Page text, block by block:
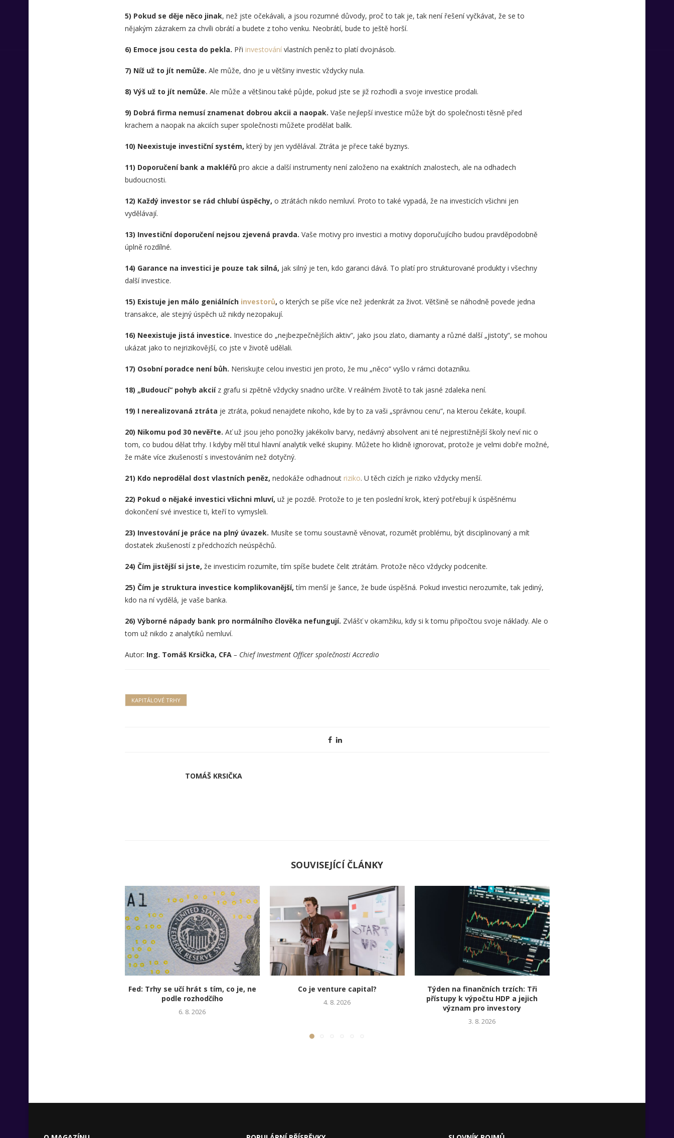
5) Pokud se děje něco jinak, než jste očekávali, a jsou rozumné důvody, proč to tak je, tak není řešení vyčkávat, že se to
nějakým zázrakem za chvíli obrátí a budete z toho venku. Neobrátí, bude to ještě horší.
6) Emoce jsou cesta do pekla. Při investování vlastních peněz to platí dvojnásob.
7) Níž už to jít nemůže. Ale může, dno je u většiny investic vždycky nula.
8) Výš už to jít nemůže. Ale může a většinou také půjde, pokud jste se již rozhodli a svoje investice prodali.
9) Dobrá firma nemusí znamenat dobrou akcii a naopak. Vaše nejlepší investice může být do společnosti těsně před
krachem a naopak na akciích super společnosti můžete prodělat balík.
10) Neexistuje investiční systém, který by jen vydělával. Ztráta je přece také byznys.
11) Doporučení bank a makléřů pro akcie a další instrumenty není založeno na exaktních znalostech, ale na odhadech
budoucnosti.
12) Každý investor se rád chlubí úspěchy, o ztrátách nikdo nemluví. Proto to také vypadá, že na investicích všichni jen
vydělávají.
13) Investiční doporučení nejsou zjevená pravda. Vaše motivy pro investici a motivy doporučujícího budou pravděpodobně
úplně rozdílné.
14) Garance na investici je pouze tak silná, jak silný je ten, kdo garanci dává. To platí pro strukturované produkty i všechny
další investice.
15) Existuje jen málo geniálních investorů, o kterých se píše více než jedenkrát za život. Většině se náhodně povede jedna
transakce, ale stejný úspěch už nikdy nezopakují.
16) Neexistuje jistá investice. Investice do „nejbezpečnějších aktiv“, jako jsou zlato, diamanty a různé další „jistoty“, se mohou
ukázat jako to nejrizikovější, co jste v životě udělali.
17) Osobní poradce není bůh. Neriskujte celou investici jen proto, že mu „něco“ vyšlo v rámci dotazníku.
18) „Budoucí“ pohyb akciíz grafu si zpětně vždycky snadno určíte. V reálném životě to tak jasné zdaleka není.
19) I nerealizovaná ztráta je ztráta, pokud nenajdete nikoho, kde by to za vaši „správnou cenu“, na kterou čekáte, koupil.
20) Nikomu pod 30 nevěřte. Ať už jsou jeho ponožky jakékoliv barvy, nedávný absolvent ani té nejprestižnější školy neví nic o
tom, co budou dělat trhy. I kdyby měl titul hlavní analytik velké skupiny. Můžete ho klidně ignorovat, protože je velmi dobře možné,
že máte více zkušeností s investováním než dotyčný.
21) Kdo neprodělal dost vlastních peněz, nedokáže odhadnout riziko. U těch cizích je riziko vždycky menší.
22) Pokud o nějaké investici všichni mluví, už je pozdě. Protože to je ten poslední krok, který potřebují k úspěšnému
dokončení své investice ti, kteří to vymysleli.
23) Investování je práce na plný úvazek. Musíte se tomu soustavně věnovat, rozumět problému, být disciplinovaný a mít
dostatek zkušeností z předchozích neúspěchů.
24) Čím jistější si jste, že investicím rozumíte, tím spíše budete čelit ztrátám. Protože něco vždycky podceníte.
25) Čím je struktura investice komplikovanější, tím menší je šance, že bude úspěšná. Pokud investici nerozumíte, tak jediný,
kdo na ní vydělá, je vaše banka.
26) Výborné nápady bank pro normálního člověka nefungují. Zvlášť v okamžiku, kdy si k tomu připočtou svoje náklady. Ale o
tom už nikdo z analytiků nemluví.
Autor: Ing. Tomáš Krsička, CFA– Chief Investment Officer společnosti Accredio
KAPITÁLOVÉ TRHY
TOMÁŠ KRSIČKA
SOUVISEJÍCÍ ČLÁNKY
Fed: Trhy se učí hrát s tím, co je, ne
podle rozhodčího
6. 8. 2026
Co je venture capital?
4. 8. 2026
Týden na finančních trzích: Tři
přístupy k výpočtu HDP a jejich
význam pro investory
3. 8. 2026